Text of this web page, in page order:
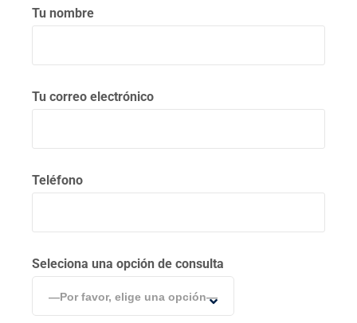
Tu nombre
Tu correo electrónico
Teléfono
Seleciona una opción de consulta
—Por favor, elige una opción—